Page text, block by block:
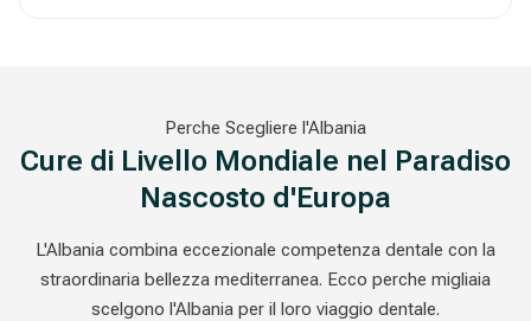
Perche Scegliere l'Albania
Cure di Livello Mondiale nel Paradiso
Nascosto d'Europa
L'Albania combina eccezionale competenza dentale con la
straordinaria bellezza mediterranea. Ecco perche migliaia
scelgono l'Albania per il loro viaggio dentale.